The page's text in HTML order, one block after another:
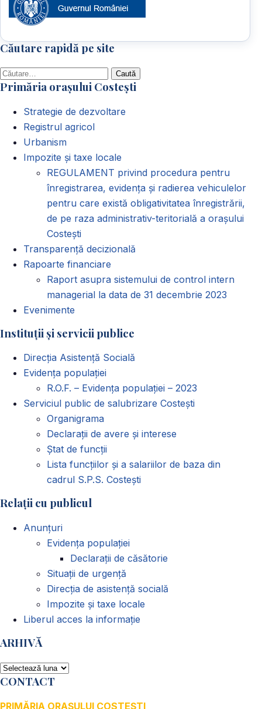
Căutare rapidă pe site
Caută
după:
Primăria orașului Costești
Strategie de dezvoltare
Registrul agricol
Urbanism
Impozite și taxe locale
REGULAMENT privind procedura pentru
înregistrarea, evidența și radierea vehiculelor
pentru care există obligativitatea înregistrării,
de pe raza administrativ-teritorială a orașului
Costești
Transparență decizională
Rapoarte financiare
Raport asupra sistemului de control intern
managerial la data de 31 decembrie 2023
Evenimente
Instituții și servicii publice
Direcția Asistență Socială
Evidența populației
R.O.F. – Evidența populației – 2023
Serviciul public de salubrizare Costești
Organigrama
Declarații de avere și interese
Ștat de funcții
Lista funcțiilor și a salariilor de baza din
cadrul S.P.S. Costești
Relații cu publicul
Anunțuri
Evidența populației
Declarații de căsătorie
Situații de urgență
Direcția de asistență socială
Impozite și taxe locale
Liberul acces la informație
ARHIVĂ
ARHIVĂ
CONTACT
PRIMĂRIA ORAȘULUI COSTEȘTI